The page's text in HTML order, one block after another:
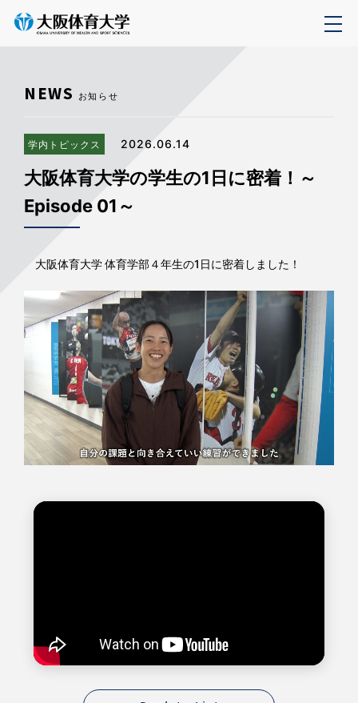
NEWS お知らせ
学内トピックス 2026.06.14
大阪体育大学の学生の1日に密着！～
Episode 01～
大阪体育大学 体育学部４年生の1日に密着しました！